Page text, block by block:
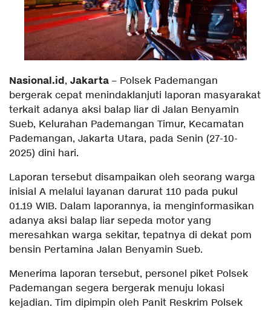
Nasional.id, Jakarta – Polsek Pademangan
bergerak cepat menindaklanjuti laporan masyarakat
terkait adanya aksi balap liar di Jalan Benyamin
Sueb, Kelurahan Pademangan Timur, Kecamatan
Pademangan, Jakarta Utara, pada Senin (27-10-
2025) dini hari.
Laporan tersebut disampaikan oleh seorang warga
inisial A melalui layanan darurat 110 pada pukul
01.19 WIB. Dalam laporannya, ia menginformasikan
adanya aksi balap liar sepeda motor yang
meresahkan warga sekitar, tepatnya di dekat pom
bensin Pertamina Jalan Benyamin Sueb.
Menerima laporan tersebut, personel piket Polsek
Pademangan segera bergerak menuju lokasi
kejadian. Tim dipimpin oleh Panit Reskrim Polsek